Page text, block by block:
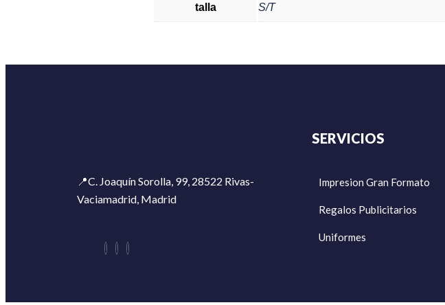
talla S/T
📍C. Joaquín Sorolla, 99, 28522 Rivas-
Vaciamadrid, Madrid
SERVICIOS
Impresion Gran Formato
Regalos Publicitarios
Uniformes